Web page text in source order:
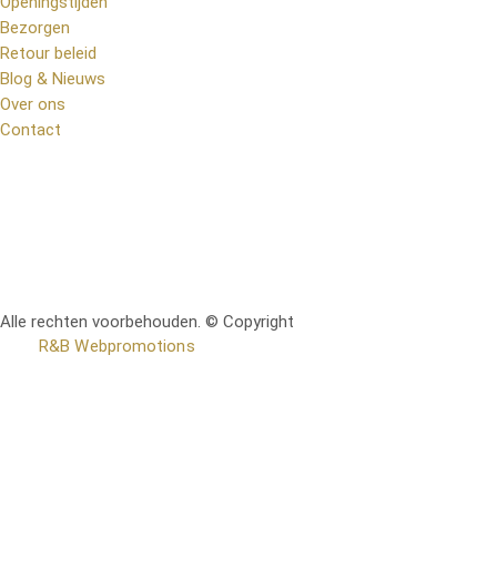
Bezorgen
Retour beleid
Blog & Nieuws
Over ons
Contact
Alle rechten voorbehouden. © Copyright
R&B Webpromotions